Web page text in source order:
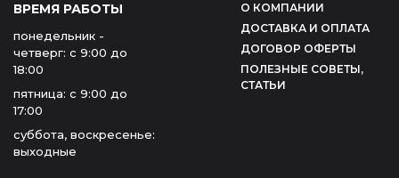
ВРЕМЯ РАБОТЫ
понедельник -
четверг: с 9:00 до
18:00
пятница: с 9:00 до
17:00
суббота, воскресенье:
выходные
О КОМПАНИИ
ДОСТАВКА И ОПЛАТА
ДОГОВОР ОФЕРТЫ
ПОЛЕЗНЫЕ СОВЕТЫ,
СТАТЬИ